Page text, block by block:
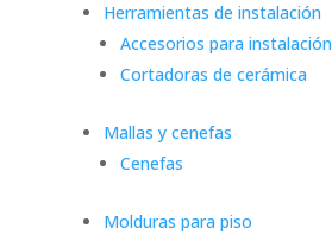
Herramientas de instalación
Accesorios para instalación
Cortadoras de cerámica
Mallas y cenefas
Cenefas
Molduras para piso